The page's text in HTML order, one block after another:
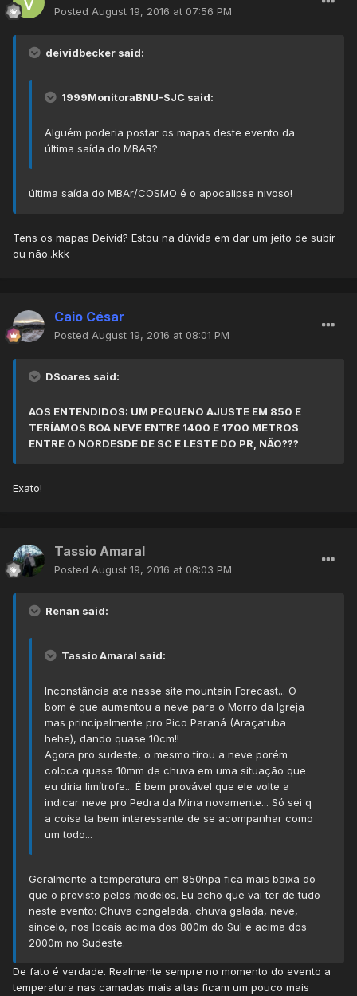
Posted August 19, 2016 at 07:56 PM
deividbecker said:
1999MonitoraBNU-SJC said:
Alguém poderia postar os mapas deste evento da
última saída do MBAR?
última saída do MBAr/COSMO é o apocalipse nivoso!
Tens os mapas Deivid? Estou na dúvida em dar um jeito de subir
ou não..kkk
Caio César
Posted August 19, 2016 at 08:01 PM
DSoares said:
AOS ENTENDIDOS: UM PEQUENO AJUSTE EM 850 E
TERÍAMOS BOA NEVE ENTRE 1400 E 1700 METROS
ENTRE O NORDESDE DE SC E LESTE DO PR, NÃO???
Exato!
Tassio Amaral
Posted August 19, 2016 at 08:03 PM
Renan said:
Tassio Amaral said:
Inconstância ate nesse site mountain Forecast... O
bom é que aumentou a neve para o Morro da Igreja
mas principalmente pro Pico Paraná (Araçatuba
hehe), dando quase 10cm!!
Agora pro sudeste, o mesmo tirou a neve porém
coloca quase 10mm de chuva em uma situação que
eu diria limítrofe... É bem provável que ele volte a
indicar neve pro Pedra da Mina novamente... Só sei q
a coisa ta bem interessante de se acompanhar como
um todo...
Geralmente a temperatura em 850hpa fica mais baixa do
que o previsto pelos modelos. Eu acho que vai ter de tudo
neste evento: Chuva congelada, chuva gelada, neve,
sincelo, nos locais acima dos 800m do Sul e acima dos
2000m no Sudeste.
De fato é verdade. Realmente sempre no momento do evento a
temperatura nas camadas mais altas ficam um pouco mais